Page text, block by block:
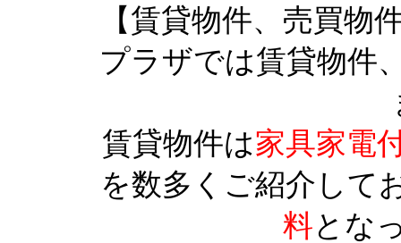
【賃貸物件、売買物
プラザでは賃貸物件
賃貸物件は家具家電
を数多くご紹介して
料とな